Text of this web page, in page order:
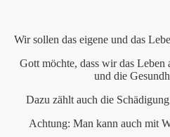
Wir sollen das eigene und das
Gott möchte, dass wir das Leben
und die
Dazu zählt auch die
Achtung: Man kann auch mit
am 04. Dezember 2011
am 26. Februar 2012